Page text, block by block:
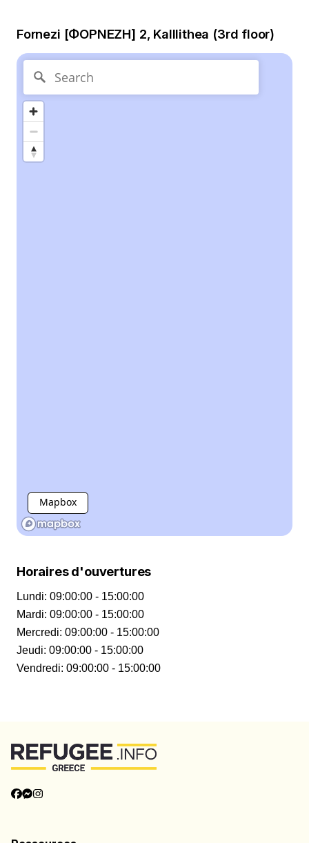
Fornezi [ΦΟΡΝΕΖΗ] 2, Kalllithea (3rd floor)
Mapbox
Horaires d'ouvertures
Lundi: 09:00:00 - 15:00:00
Mardi: 09:00:00 - 15:00:00
Mercredi: 09:00:00 - 15:00:00
Jeudi: 09:00:00 - 15:00:00
Vendredi: 09:00:00 - 15:00:00